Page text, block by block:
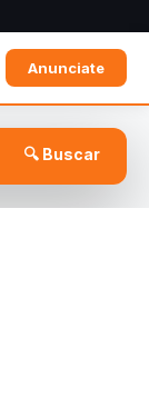
Anunciate
🔍 Buscar